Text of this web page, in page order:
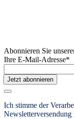
Abonnieren Sie
Ihre E-Mail-Adresse*
Jetzt abonnieren
Ich stimme der